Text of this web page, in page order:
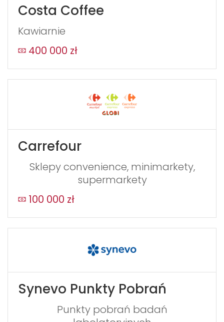
Costa Coffee
Kawiarnie
400 000 zł
Carrefour
Sklepy convenience, minimarkety,
supermarkety
100 000 zł
Synevo Punkty Pobrań
Punkty pobrań badań